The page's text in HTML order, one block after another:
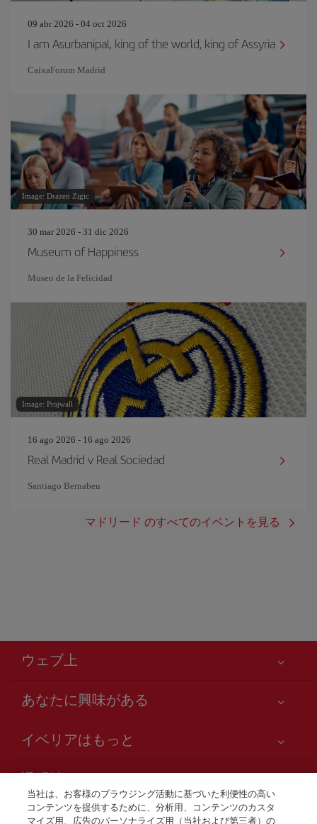
09 abr 2026 - 04 oct 2026
I am Asurbanipal, king of the world, king of Assyria
CaixaForum Madrid
Image: Drazen Zigic
30 mar 2026 - 31 dic 2026
Museum of Happiness
Museo de la Felicidad
Image: Prajwall
16 ago 2026 - 16 ago 2026
Real Madrid v Real Sociedad
Santiago Bernabeu
マドリード のすべてのイベントを見る
ウェブ上
あなたに興味がある
アクセシビリティの宣言
サービスのお約束
Iberia.com サイトマップ
イベリアはもっと
イベリアグループ
株主および投資家向け情報
透明性
利用規約
お電話での航空券販売
当社は、お客様のブラウジング活動に基づいた利便性の高い
コンテンツを提供するために、分析用、コンテンツのカスタ
マイズ用、広告のパーソナライズ用（当社および第三者）の